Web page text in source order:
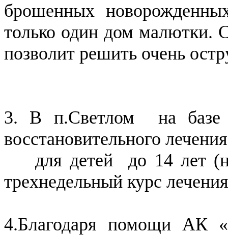
брошенных
только один дом малютки.
позволит решить очень
3. В п.Светлом на базе
восстановительного
для детей до 14 лет
трехнедельный курс
4.Благодаря помощи АК